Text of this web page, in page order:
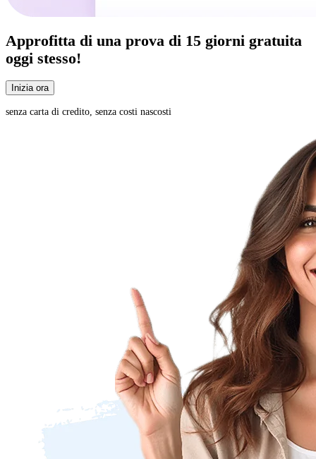
Approfitta di una prova di 15 giorni gratuita
oggi stesso!
Inizia ora
senza carta di credito, senza costi nascosti